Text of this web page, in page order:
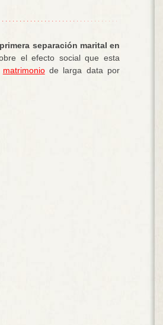
separación marital en
el efecto social que esta
matrimoniode larga data por